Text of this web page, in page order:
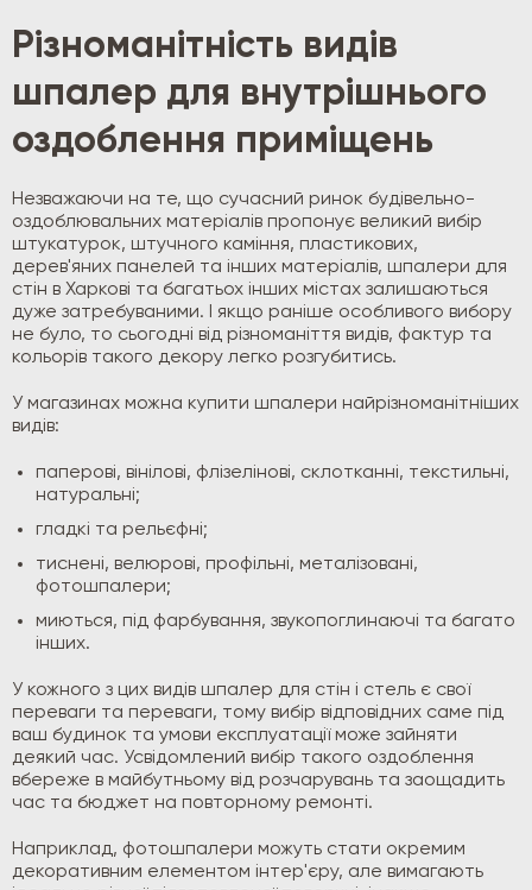
Різноманітність видів
шпалер для внутрішнього
оздоблення приміщень
Незважаючи на те, що сучасний ринок будівельно-
оздоблювальних матеріалів пропонує великий вибір
штукатурок, штучного каміння, пластикових,
дерев'яних панелей та інших матеріалів, шпалери для
стін в Харкові та багатьох інших містах залишаються
дуже затребуваними. І якщо раніше особливого вибору
не було, то сьогодні від різноманіття видів, фактур та
кольорів такого декору легко розгубитись.
У магазинах можна купити шпалери найрізноманітніших
видів:
паперові, вінілові, флізелінові, склотканні, текстильні,
натуральні;
гладкі та рельєфні;
тиснені, велюрові, профільні, металізовані,
фотошпалери;
миються, під фарбування, звукопоглинаючі та багато
інших.
У кожного з цих видів шпалер для стін і стель є свої
переваги та переваги, тому вибір відповідних саме під
ваш будинок та умови експлуатації може зайняти
деякий час. Усвідомлений вибір такого оздоблення
вбереже в майбутньому від розчарувань та заощадить
час та бюджет на повторному ремонті.
Наприклад, фотошпалери можуть стати окремим
декоративним елементом інтер'єру, але вимагають